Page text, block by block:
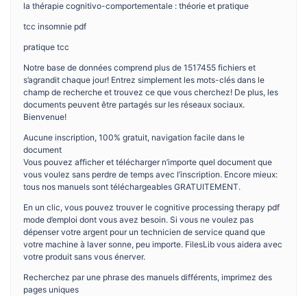
la thérapie cognitivo-comportementale : théorie et pratique
tcc insomnie pdf
pratique tcc
Notre base de données comprend plus de 1517455 fichiers et
s’agrandit chaque jour! Entrez simplement les mots-clés dans le
champ de recherche et trouvez ce que vous cherchez! De plus, les
documents peuvent être partagés sur les réseaux sociaux.
Bienvenue!
Aucune inscription, 100% gratuit, navigation facile dans le
document
Vous pouvez afficher et télécharger n’importe quel document que
vous voulez sans perdre de temps avec l’inscription. Encore mieux:
tous nos manuels sont téléchargeables GRATUITEMENT.
En un clic, vous pouvez trouver le cognitive processing therapy pdf
mode d’emploi dont vous avez besoin. Si vous ne voulez pas
dépenser votre argent pour un technicien de service quand que
votre machine à laver sonne, peu importe. FilesLib vous aidera avec
votre produit sans vous énerver.
Recherchez par une phrase des manuels différents, imprimez des
pages uniques